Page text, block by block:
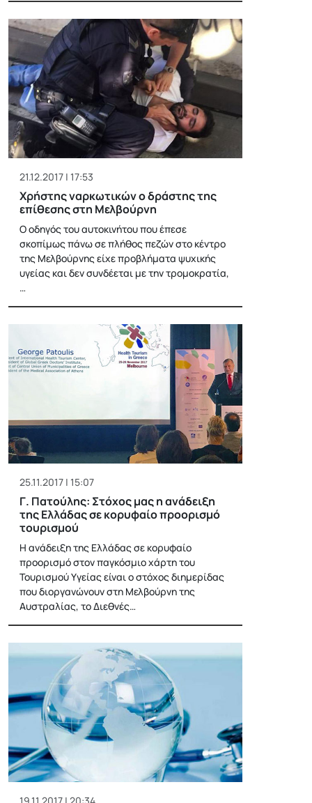
21.12.2017 | 17:53
Χρήστης ναρκωτικών ο δράστης της
επίθεσης στη Μελβούρνη
O οδηγός του αυτοκινήτου που έπεσε
σκοπίμως πάνω σε πλήθος πεζών στο κέντρο
της Μελβούρνης είχε προβλήματα ψυχικής
υγείας και δεν συνδέεται με την τρομοκρατία,
…
25.11.2017 | 15:07
Γ. Πατούλης: Στόχος μας η ανάδειξη
της Ελλάδας σε κορυφαίο προορισμό
τουρισμού
Η ανάδειξη της Ελλάδας σε κορυφαίο
προορισμό στον παγκόσμιο χάρτη του
Τουρισμού Υγείας είναι ο στόχος διημερίδας
που διοργανώνουν στη Μελβούρνη της
Αυστραλίας, το Διεθνές…
19.11.2017 | 20:34